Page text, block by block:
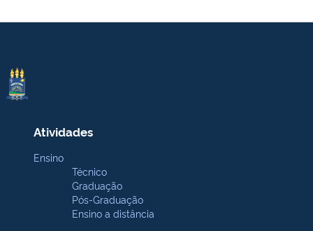
Atividades
Ensino
Técnico
Graduação
Pós-Graduação
Ensino a distância